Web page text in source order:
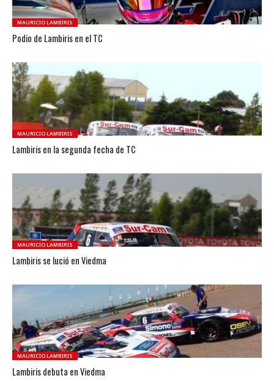
MAURICIO LAMBIRIS
Podio de Lambiris en el TC
MAURICIO LAMBIRIS
Lambiris en la segunda fecha de TC
MAURICIO LAMBIRIS
Lambiris se lució en Viedma
MAURICIO LAMBIRIS
Lambiris debuta en Viedma